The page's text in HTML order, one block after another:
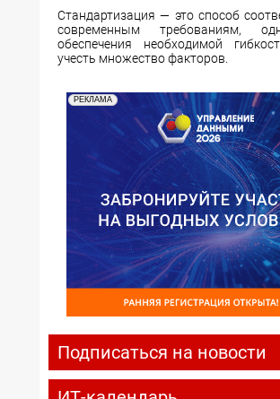
Стандартизация — это способ
современным требованиям,
обеспечения необходимой
учесть множество факторов.
РЕКЛАМА
Подписаться на новости